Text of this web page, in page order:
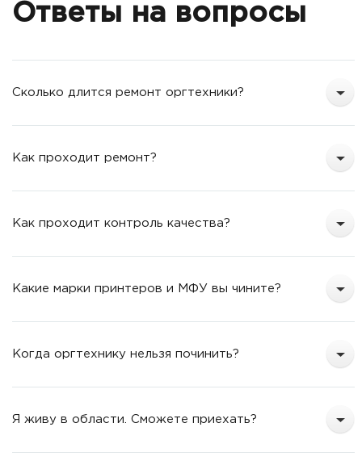
Ответы на вопросы
Сколько длится ремонт оргтехники?
Как проходит ремонт?
Как проходит контроль качества?
Какие марки принтеров и МФУ вы чините?
Когда оргтехнику нельзя починить?
Я живу в области. Сможете приехать?